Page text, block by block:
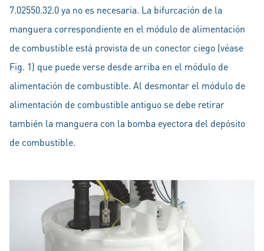
7.02550.32.0 ya no es necesaria. La bifurcación de la
manguera correspondiente en el módulo de alimentación
de combustible está provista de un conector ciego (véase
Fig. 1) que puede verse desde arriba en el módulo de
alimentación de combustible. Al desmontar el módulo de
alimentación de combustible antiguo se debe retirar
también la manguera con la bomba eyectora del depósito
de combustible.